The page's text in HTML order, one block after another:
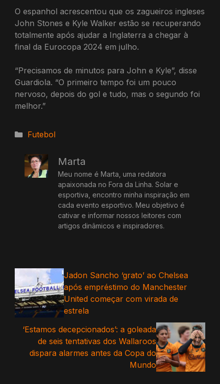
O espanhol acrescentou que os zagueiros ingleses
John Stones e Kyle Walker estão se recuperando
totalmente após ajudar a Inglaterra a chegar à
final da Eurocopa 2024 em julho.
“Precisamos de minutos para John e Kyle”, disse
Guardiola. “O primeiro tempo foi um pouco
nervoso, depois do gol e tudo, mas o segundo foi
melhor.”
Categorias
Futebol
Marta
Meu nome é Marta, uma redatora
apaixonada no Fora da Linha. Solar e
esportiva, encontro minha inspiração em
cada evento esportivo. Meu objetivo é
cativar e informar nossos leitores com
artigos dinâmicos e inspiradores.
Jadon Sancho ‘grato’ ao Chelsea
após empréstimo do Manchester
United começar com virada de
estrela
‘Estamos decepcionados’: a goleada
de seis tentativas dos Wallaroos
dispara alarmes antes da Copa do
Mundo